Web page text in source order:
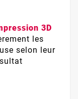
3D
les
selon leur